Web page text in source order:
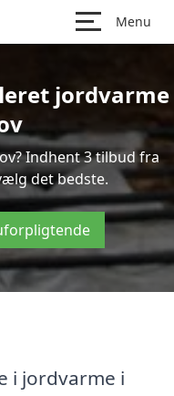
Menu
jordvarme
Indhent 3 tilbud fra
det bedste.
i jordvarme i